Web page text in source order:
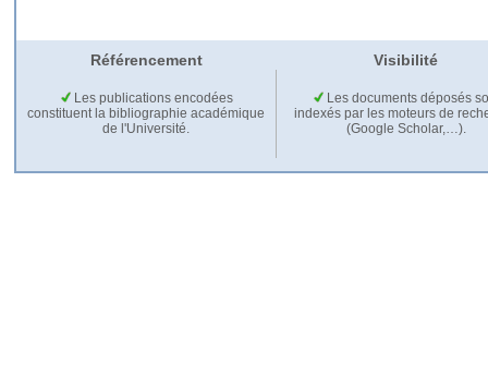
Référencement Visibilité
Les publications encodées
constituent la bibliographie académique
de l'Université.
Les documents déposés
indexés par les moteurs de
(Google Scholar,…).